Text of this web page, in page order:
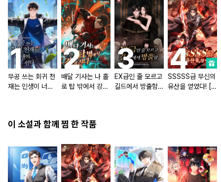
무공 쓰는 회귀 천
재는 인생이 너무
배달 기사는 나 홀
로 탑 밖에서 강해
EX급인 줄 모르고
길드에서 방출함
SSSSS급 무신의
유산을 얻었다! [단
이 소설과 함께 찜 한 작품